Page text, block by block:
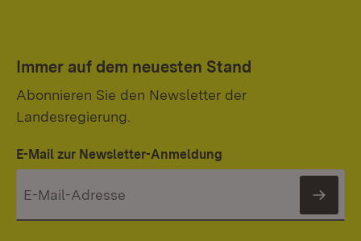
Immer auf dem neuesten Stand
Abonnieren Sie den Newsletter der
Landesregierung.
E-Mail zur Newsletter-Anmeldung